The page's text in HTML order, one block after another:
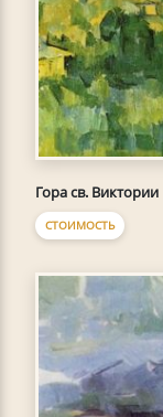
Гора св. Виктории
СТОИМОСТЬ